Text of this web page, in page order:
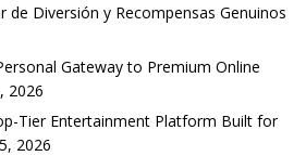
de Diversión y Recompensas Genuinos
Gateway to Premium Online
2026
Tier Entertainment Platform Built for
2026